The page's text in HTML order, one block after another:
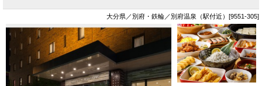
大分県／別府・鉄輪／別府温泉（駅付近）[9551-305]